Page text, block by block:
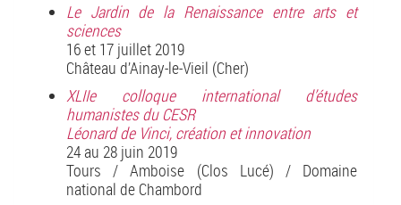
Le Jardin de la Renaissance entre arts et
sciences
16 et 17 juillet 2019
Château d’Ainay-le-Vieil (Cher)
XLIIe colloque international d’études
humanistes du CESR
Léonard de Vinci, création et innovation
24 au 28 juin 2019
Tours / Amboise (Clos Lucé) / Domaine
national de Chambord